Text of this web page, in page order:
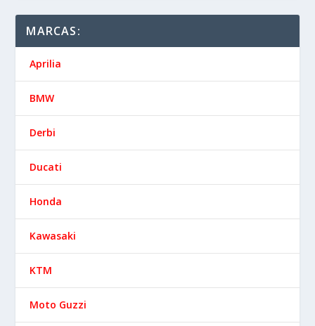
MARCAS:
Aprilia
BMW
Derbi
Ducati
Honda
Kawasaki
KTM
Moto Guzzi